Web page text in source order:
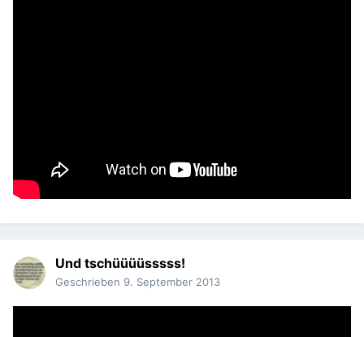
Und tschüüüüsssss!
Geschrieben 9. September 2013